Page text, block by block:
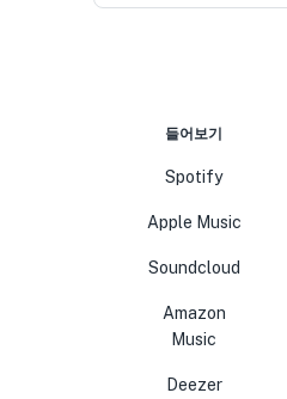
들어보기
Spotify
Apple Music
Soundcloud
Amazon
Music
Deezer